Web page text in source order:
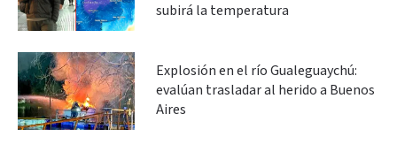
subirá la temperatura
Explosión en el río Gualeguaychú:
evalúan trasladar al herido a Buenos
Aires